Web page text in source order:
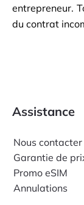
entrepreneur.
du contrat
Assistance
Nous contacter
Garantie de
Promo eSIM
Annulations